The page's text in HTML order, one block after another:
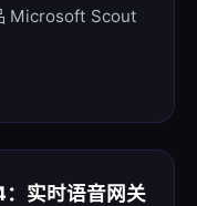
Microsoft Scout
实时语音网关